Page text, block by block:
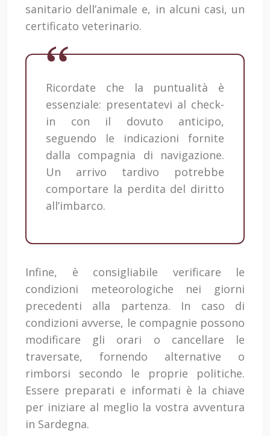
sanitario dell’animale e, in alcuni casi, un
certificato veterinario.
Ricordate che la puntualità è
essenziale: presentatevi al check-
in con il dovuto anticipo,
seguendo le indicazioni fornite
dalla compagnia di navigazione.
Un arrivo tardivo potrebbe
comportare la perdita del diritto
all’imbarco.
Infine, è consigliabile verificare le
condizioni meteorologiche nei giorni
precedenti alla partenza. In caso di
condizioni avverse, le compagnie possono
modificare gli orari o cancellare le
traversate, fornendo alternative o
rimborsi secondo le proprie politiche.
Essere preparati e informati è la chiave
per iniziare al meglio la vostra avventura
in Sardegna.